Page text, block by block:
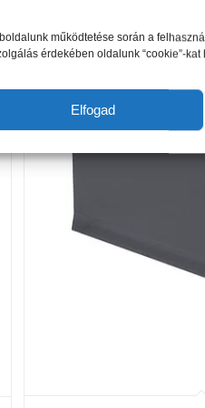
működtetése során a
érdekében oldalunk “cookie”-kat
Elfogad
27